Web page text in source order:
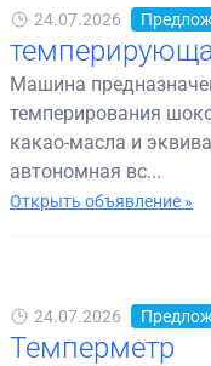
24.07.2026
Машина
темперирования
какао-масла и
автономная вс...
Открыть объявление »
24.07.2026
Темперметр